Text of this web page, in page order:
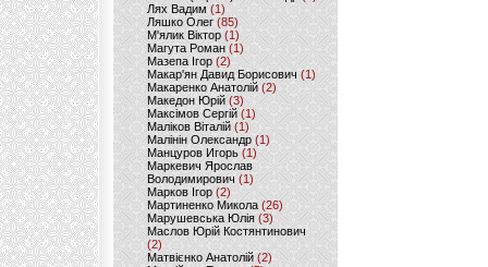
Лях Вадим (1)
Ляшко Олег (85)
М'ялик Віктор(1)
Магута Роман(1)
Мазепа Ігор (2)
Макар'ян Давид Борисович(1)
Макаренко Анатолій (2)
Македон Юрій(3)
Максімов Сергій (1)
Маліков Віталій (1)
Малінін Олександр (1)
Манцуров Игорь (1)
Маркевич Ярослав
Володимирович (1)
Марков Ігор (2)
Мартиненко Микола (26)
Марушевська Юлія (3)
Маслов Юрій Костянтинович
(2)
Матвієнко Анатолій (2)